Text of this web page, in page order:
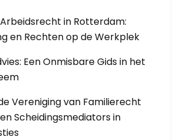
in Rotterdam:
en Rechten op de Werkplek
Een Onmisbare Gids in het
Vereniging van Familierecht
Scheidingsmediators in